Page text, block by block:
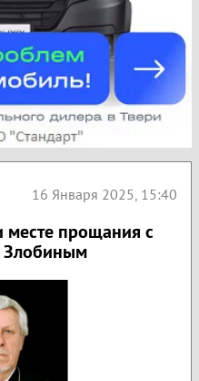
16 Января 2025, 15:40
месте прощания с
Злобиным